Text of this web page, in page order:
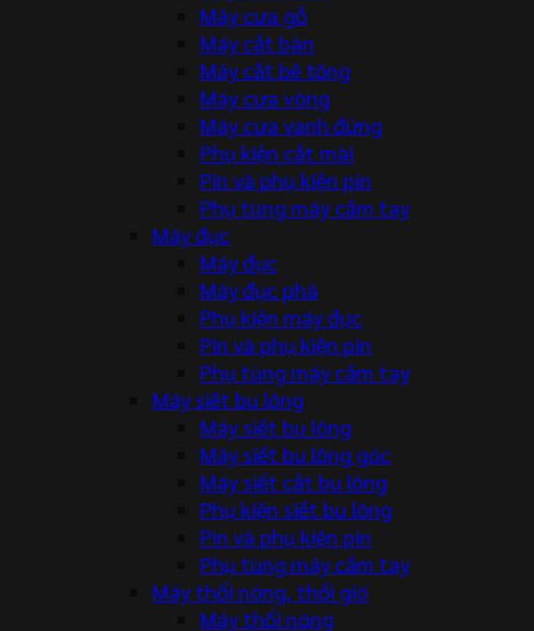
Máy cưa gỗ
Máy cắt bàn
Máy cắt bê tông
Máy cưa vòng
Máy cưa vanh đứng
Phụ kiện cắt mài
Pin và phụ kiện pin
Phụ tùng máy cầm tay
Máy đục
Máy đục
Máy đục phá
Phụ kiện máy đục
Pin và phụ kiện pin
Phụ tùng máy cầm tay
Máy siết bu lông
Máy siết bu lông
Máy siết bu lông góc
Máy siết cắt bu lông
Phụ kiện siết bu lông
Pin và phụ kiện pin
Phụ tùng máy cầm tay
Máy thổi nóng, thổi gió
Máy thổi nóng